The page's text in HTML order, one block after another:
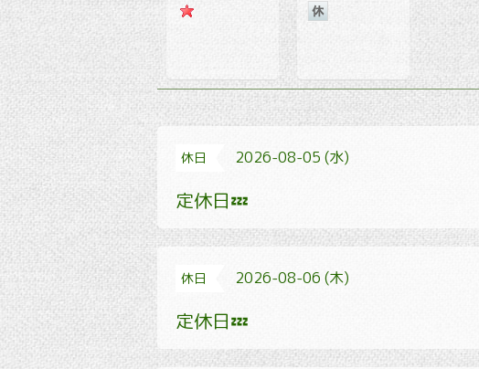
休日 2026-08-05 (水)
定休日💤
休日 2026-08-06 (木)
定休日💤